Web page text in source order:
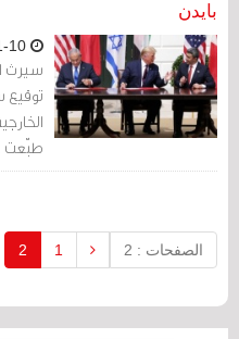
بايدن
سيرث
توقيع
طبّعت
بايدن
الصفحات : 2 1
2